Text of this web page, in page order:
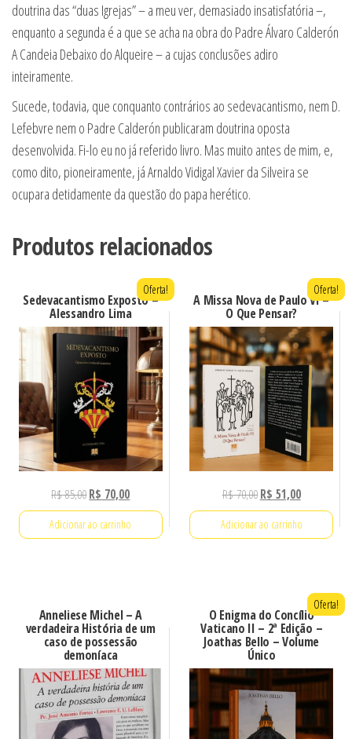
doutrina das “duas Igrejas” – a meu ver, demasiado insatisfatória –,
enquanto a segunda é a que se acha na obra do Padre Álvaro Calderón
A Candeia Debaixo do Alqueire – a cujas conclusões adiro
inteiramente.
Sucede, todavia, que conquanto contrários ao sedevacantismo, nem D.
Lefebvre nem o Padre Calderón publicaram doutrina oposta
desenvolvida. Fi-lo eu no já referido livro. Mas muito antes de mim, e,
como dito, pioneiramente, já Arnaldo Vidigal Xavier da Silveira se
ocupara detidamente da questão do papa herético.
Produtos relacionados
Sedevacantismo Exposto –
Alessandro Lima
Oferta!
R$85,00O
preço
original
R$ 70,00O
preço
atual
Adicionar ao carrinho
A Missa Nova de Paulo VI –
O Que Pensar?
Oferta!
R$70,00 O
preço
original
R$ 51,00O
preço
atual
Adicionar ao carrinho
Anneliese Michel – A
verdadeira História de um
caso de possessão
demoníaca
O Enigma do Concílio
Vaticano II – 2ª Edição –
Joathas Bello – Volume
Único
Oferta!